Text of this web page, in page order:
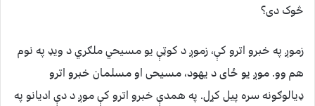
څوک دی؟
زموږ په خبرو اترو کې، زموږ د کوټې يو مسيحي ملګري د ویډ په نوم
هم وو. موږ یو ځای د یهود، مسیحی او مسلمان خبرو اترو
ډیالوګونه سره پیل کړل. په همدې خبرو اترو کې موږ د دې ادیانو په